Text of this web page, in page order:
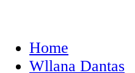
Home
Wllana Dantas